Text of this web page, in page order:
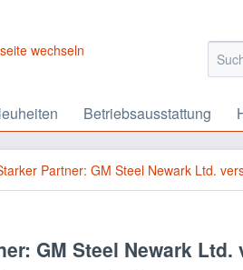
Betriebsausstattung
Partner: GM Steel Newark Ltd.
GM Steel Newark